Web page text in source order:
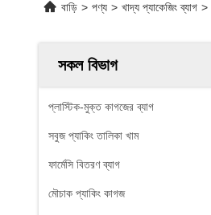
বাড়ি > পণ্য > খাদ্য প্যাকেজিং ব্যাগ >
সকল বিভাগ
প্লাস্টিক-মুক্ত কাগজের ব্যাগ
সবুজ প্যাকিং তালিকা খাম
ফার্মেসি বিতরণ ব্যাগ
মৌচাক প্যাকিং কাগজ